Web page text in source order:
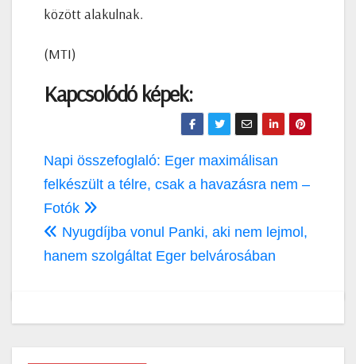
között alakulnak.
(MTI)
Kapcsolódó képek:
Bejegyzés
navigáció
Napi összefoglaló: Eger maximálisan
felkészült a télre, csak a havazásra nem –
Fotók
Nyugdíjba vonul Panki, aki nem lejmol,
hanem szolgáltat Eger belvárosában